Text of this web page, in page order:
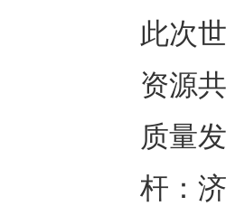
此次
资源
质量
杆：